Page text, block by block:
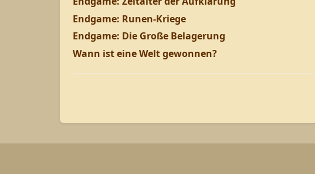
Endgame: Runen-Kriege
Endgame: Die Große Belagerung
Wann ist eine Welt gewonnen?